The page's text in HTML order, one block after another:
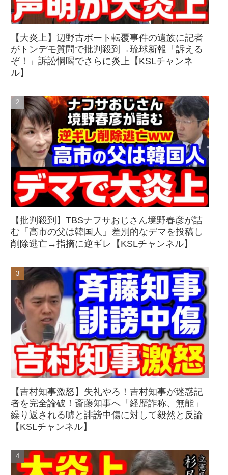
【大炎上】辺野古ボート転覆事件の遺族に記者
がトンデモ質問で批判殺到→琉球新報「訴える
ぞ！」訴訟恫喝でさらに炎上【KSLチャンネ
ル】
【批判殺到】TBSナフサおじさん境野春彦が詰
む「高市の父は韓国人」差別的なデマを投稿し
削除逃亡→指摘に逆ギレ【KSLチャンネル】
【吉村知事激怒】失礼やろ！吉村知事が迷惑記
者を完全論破！斎藤知事へ「経歴詐称、無能」
繰り返される嘘と誹謗中傷に対して毅然と反論
【KSLチャンネル】